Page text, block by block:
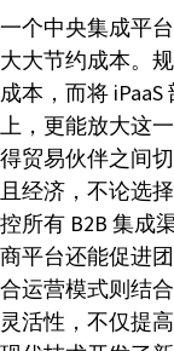
一个中央集成平
大大节约成本。
成本，而将 iPaaS
上，更能放大这
得贸易伙伴之间
且经济，不论选
控所有 B2B 集成
商平台还能促进
合运营模式则结合
灵活性，不仅提